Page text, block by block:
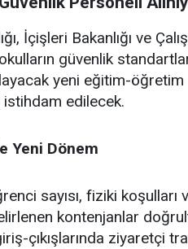
İçişleri Bakanlığı ve
güvenlik
yeni eğitim-
edilecek.
Yeni Dönem
sayısı, fiziki
kontenjanlar
çıkışlarında ziyaretçi